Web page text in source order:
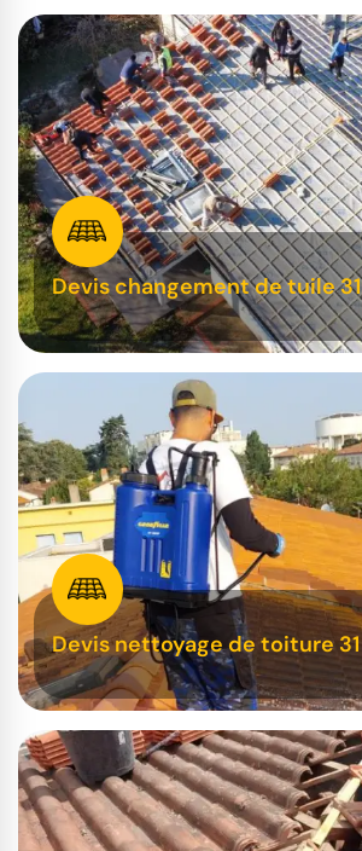
Devis changement de tuile 31
Devis nettoyage de toiture 31